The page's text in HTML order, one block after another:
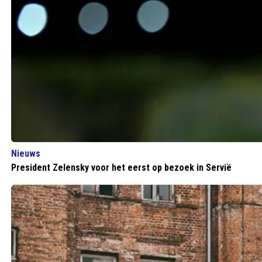
Nieuws
President Zelensky voor het eerst op bezoek in Servië